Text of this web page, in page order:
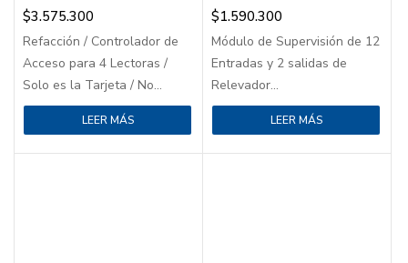
$3.575.300
Refacción / Controlador de
Acceso para 4 Lectoras /
Solo es la Tarjeta / No...
LEER MÁS
$1.590.300
Módulo de Supervisión de 12
Entradas y 2 salidas de
Relevador...
LEER MÁS